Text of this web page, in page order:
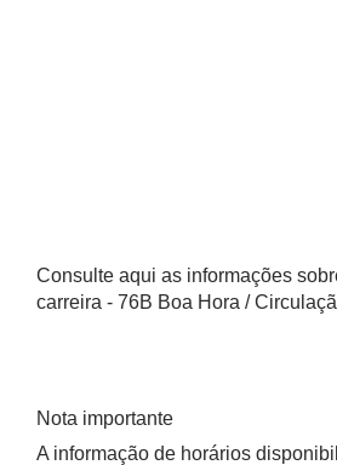
Consulte aqui as informações
carreira - 76B Boa Hora /
Nota importante
A informação de horários